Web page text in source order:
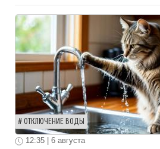
ОТКЛЮЧЕНИЕ ВОДЫ
12:35 | 6 августа